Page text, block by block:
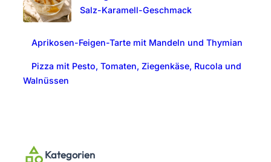
Salz-Karamell-Geschmack
Aprikosen-Feigen-Tarte mit Mandeln und Thymian
Pizza mit Pesto, Tomaten, Ziegenkäse, Rucola und
Walnüssen
Kategorien